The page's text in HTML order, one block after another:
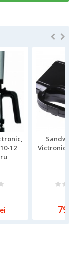
12
Victronic
79